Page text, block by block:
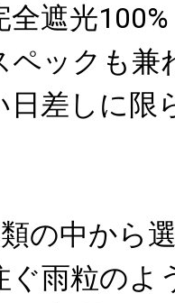
遮光
ペックも兼
日差しに限
の中から
ぐ雨粒のよ